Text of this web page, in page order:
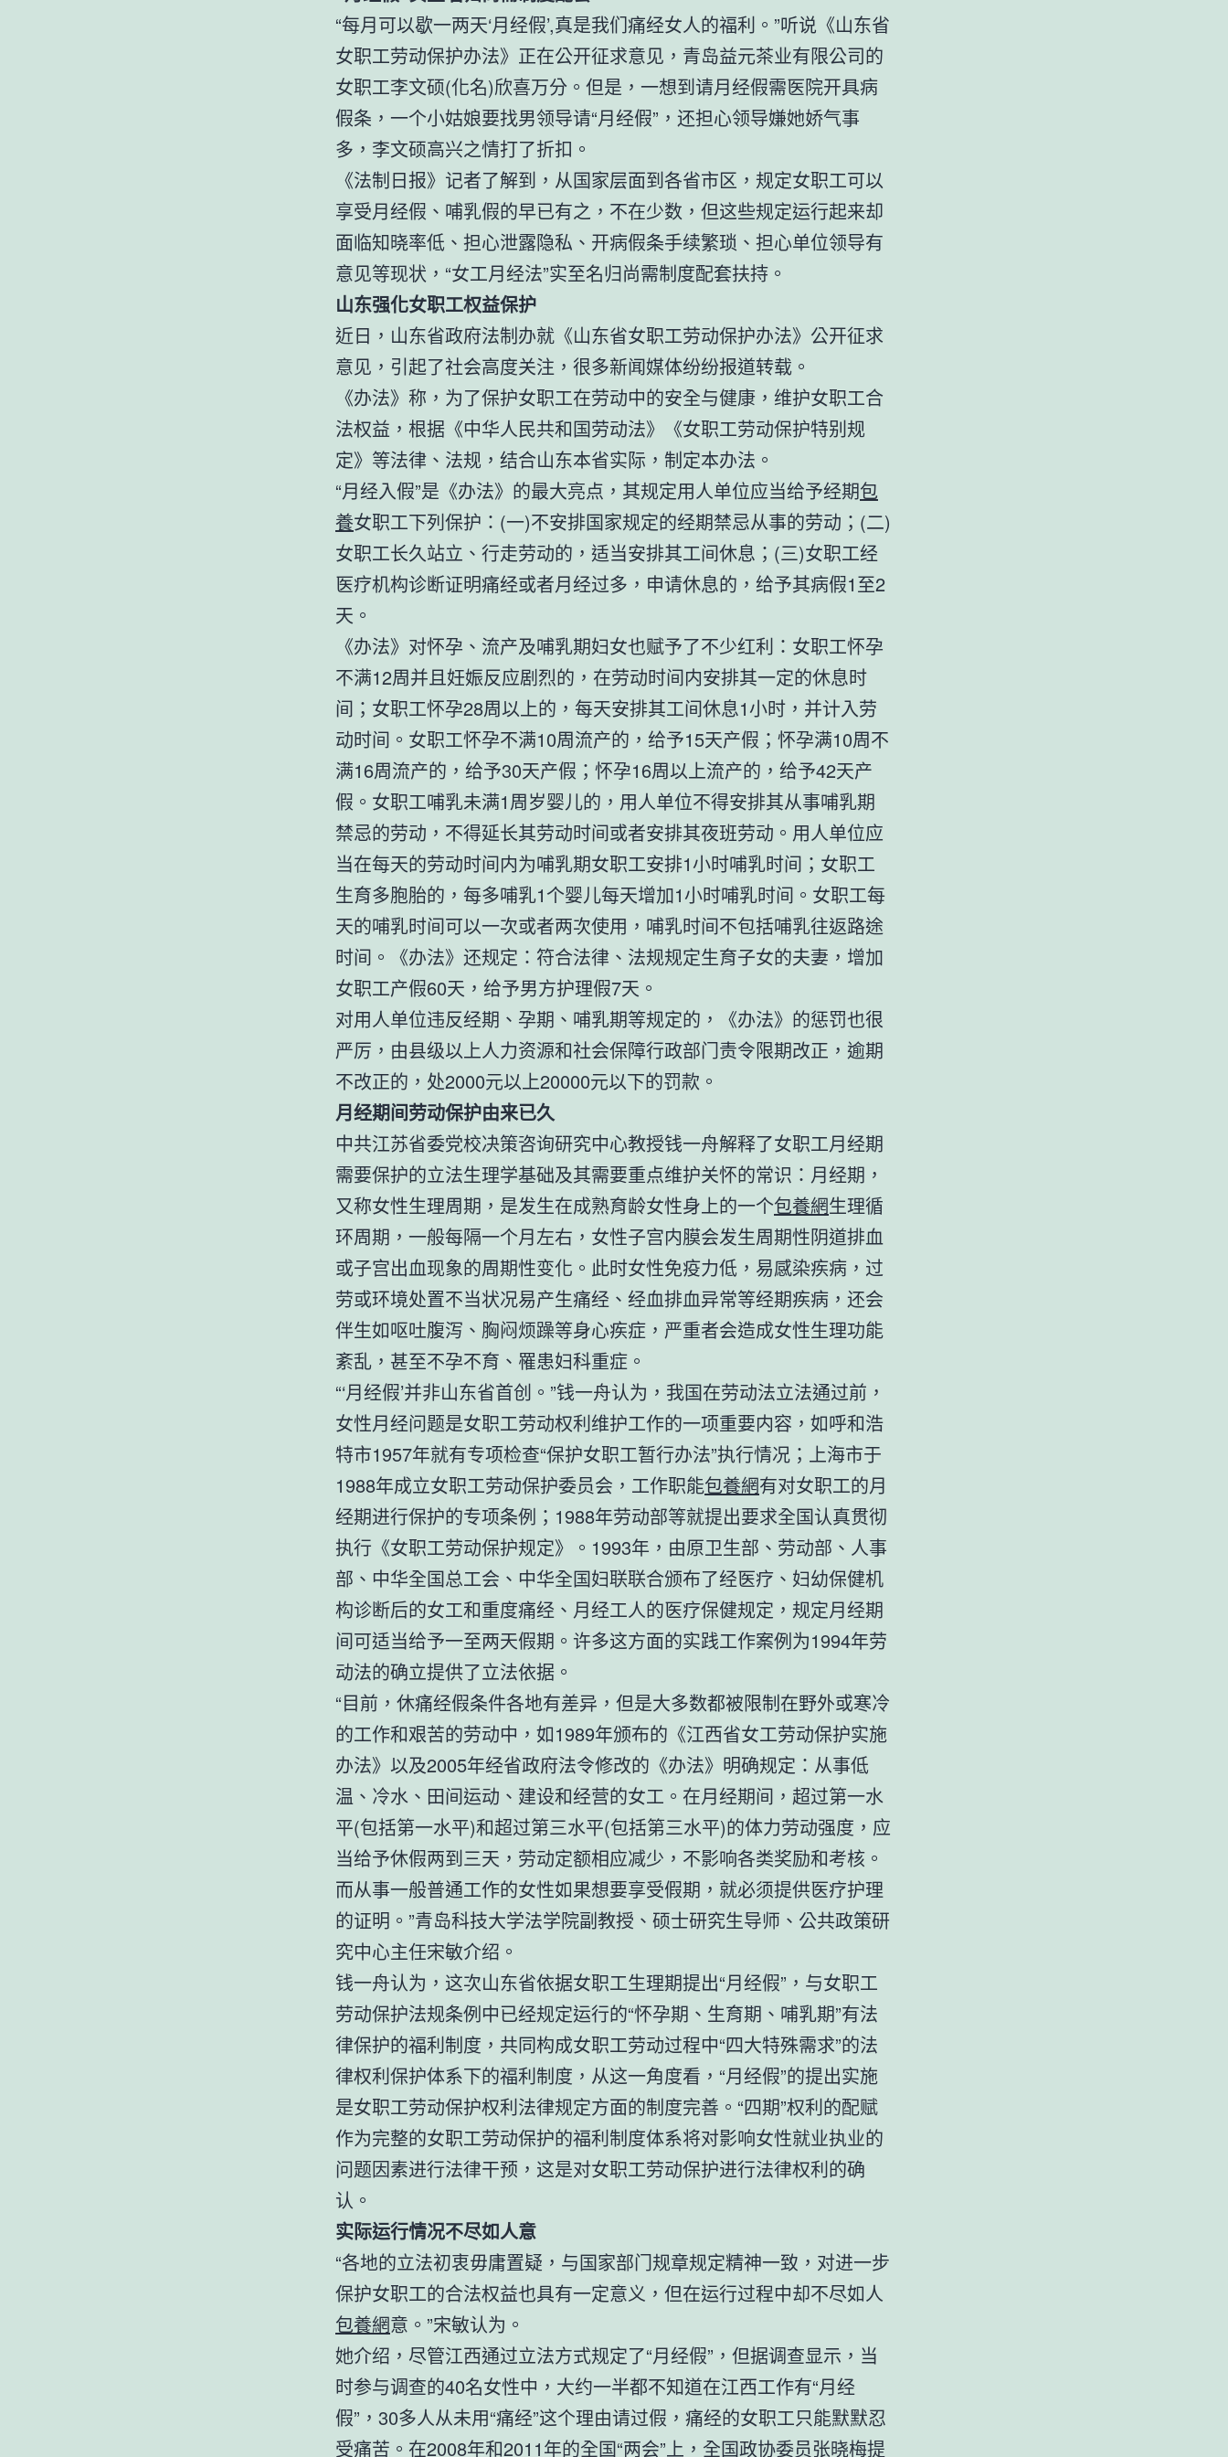
“每月可以歇一两天‘月经假’,真是我们痛经女人的福利。”听说《山东省
女职工劳动保护办法》正在公开征求意见，青岛益元茶业有限公司的
女职工李文硕(化名)欣喜万分。但是，一想到请月经假需医院开具病
假条，一个小姑娘要找男领导请“月经假”，还担心领导嫌她娇气事
多，李文硕高兴之情打了折扣。
《法制日报》记者了解到，从国家层面到各省市区，规定女职工可以
享受月经假、哺乳假的早已有之，不在少数，但这些规定运行起来却
面临知晓率低、担心泄露隐私、开病假条手续繁琐、担心单位领导有
意见等现状，“女工月经法”实至名归尚需制度配套扶持。
山东强化女职工权益保护
近日，山东省政府法制办就《山东省女职工劳动保护办法》公开征求
意见，引起了社会高度关注，很多新闻媒体纷纷报道转载。
《办法》称，为了保护女职工在劳动中的安全与健康，维护女职工合
法权益，根据《中华人民共和国劳动法》《女职工劳动保护特别规
定》等法律、法规，结合山东本省实际，制定本办法。
“月经入假”是《办法》的最大亮点，其规定用人单位应当给予经期包
養女职工下列保护：(一)不安排国家规定的经期禁忌从事的劳动；(二)
女职工长久站立、行走劳动的，适当安排其工间休息；(三)女职工经
医疗机构诊断证明痛经或者月经过多，申请休息的，给予其病假1至2
天。
《办法》对怀孕、流产及哺乳期妇女也赋予了不少红利：女职工怀孕
不满12周并且妊娠反应剧烈的，在劳动时间内安排其一定的休息时
间；女职工怀孕28周以上的，每天安排其工间休息1小时，并计入劳
动时间。女职工怀孕不满10周流产的，给予15天产假；怀孕满10周不
满16周流产的，给予30天产假；怀孕16周以上流产的，给予42天产
假。女职工哺乳未满1周岁婴儿的，用人单位不得安排其从事哺乳期
禁忌的劳动，不得延长其劳动时间或者安排其夜班劳动。用人单位应
当在每天的劳动时间内为哺乳期女职工安排1小时哺乳时间；女职工
生育多胞胎的，每多哺乳1个婴儿每天增加1小时哺乳时间。女职工每
天的哺乳时间可以一次或者两次使用，哺乳时间不包括哺乳往返路途
时间。《办法》还规定：符合法律、法规规定生育子女的夫妻，增加
女职工产假60天，给予男方护理假7天。
对用人单位违反经期、孕期、哺乳期等规定的，《办法》的惩罚也很
严厉，由县级以上人力资源和社会保障行政部门责令限期改正，逾期
不改正的，处2000元以上20000元以下的罚款。
月经期间劳动保护由来已久
中共江苏省委党校决策咨询研究中心教授钱一舟解释了女职工月经期
需要保护的立法生理学基础及其需要重点维护关怀的常识：月经期，
又称女性生理周期，是发生在成熟育龄女性身上的一个包養網生理循
环周期，一般每隔一个月左右，女性子宫内膜会发生周期性阴道排血
或子宫出血现象的周期性变化。此时女性免疫力低，易感染疾病，过
劳或环境处置不当状况易产生痛经、经血排血异常等经期疾病，还会
伴生如呕吐腹泻、胸闷烦躁等身心疾症，严重者会造成女性生理功能
紊乱，甚至不孕不育、罹患妇科重症。
“‘月经假’并非山东省首创。”钱一舟认为，我国在劳动法立法通过前，
女性月经问题是女职工劳动权利维护工作的一项重要内容，如呼和浩
特市1957年就有专项检查“保护女职工暂行办法”执行情况；上海市于
1988年成立女职工劳动保护委员会，工作职能包養網有对女职工的月
经期进行保护的专项条例；1988年劳动部等就提出要求全国认真贯彻
执行《女职工劳动保护规定》。1993年，由原卫生部、劳动部、人事
部、中华全国总工会、中华全国妇联联合颁布了经医疗、妇幼保健机
构诊断后的女工和重度痛经、月经工人的医疗保健规定，规定月经期
间可适当给予一至两天假期。许多这方面的实践工作案例为1994年劳
动法的确立提供了立法依据。
“目前，休痛经假条件各地有差异，但是大多数都被限制在野外或寒冷
的工作和艰苦的劳动中，如1989年颁布的《江西省女工劳动保护实施
办法》以及2005年经省政府法令修改的《办法》明确规定：从事低
温、冷水、田间运动、建设和经营的女工。在月经期间，超过第一水
平(包括第一水平)和超过第三水平(包括第三水平)的体力劳动强度，应
当给予休假两到三天，劳动定额相应减少，不影响各类奖励和考核。
而从事一般普通工作的女性如果想要享受假期，就必须提供医疗护理
的证明。”青岛科技大学法学院副教授、硕士研究生导师、公共政策研
究中心主任宋敏介绍。
钱一舟认为，这次山东省依据女职工生理期提出“月经假”，与女职工
劳动保护法规条例中已经规定运行的“怀孕期、生育期、哺乳期”有法
律保护的福利制度，共同构成女职工劳动过程中“四大特殊需求”的法
律权利保护体系下的福利制度，从这一角度看，“月经假”的提出实施
是女职工劳动保护权利法律规定方面的制度完善。“四期”权利的配赋
作为完整的女职工劳动保护的福利制度体系将对影响女性就业执业的
问题因素进行法律干预，这是对女职工劳动保护进行法律权利的确
认。
实际运行情况不尽如人意
“各地的立法初衷毋庸置疑，与国家部门规章规定精神一致，对进一步
保护女职工的合法权益也具有一定意义，但在运行过程中却不尽如人
包養網意。”宋敏认为。
她介绍，尽管江西通过立法方式规定了“月经假”，但据调查显示，当
时参与调查的40名女性中，大约一半都不知道在江西工作有“月经
假”，30多人从未用“痛经”这个理由请过假，痛经的女职工只能默默忍
受痛苦。在2008年和2011年的全国“两会”上，全国政协委员张晓梅提